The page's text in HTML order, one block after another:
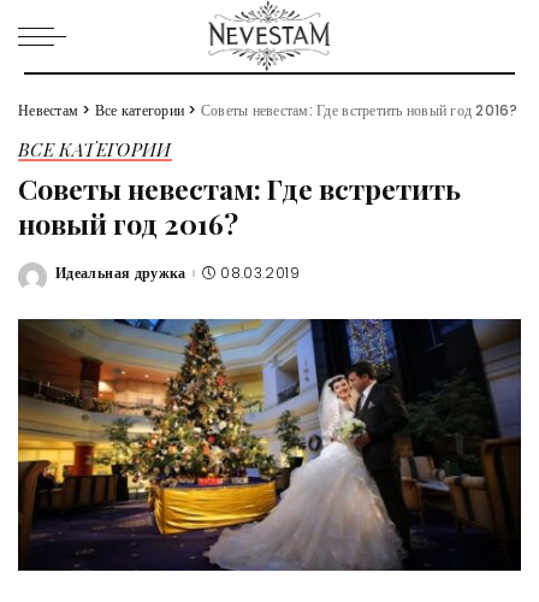
Невестам > Все категории > Советы невестам: Где встретить новый год 2016?
ВСЕ КАТЕГОРИИ
Советы невестам: Где встретить
новый год 2016?
Posted
Идеальная дружка 08.03.2019